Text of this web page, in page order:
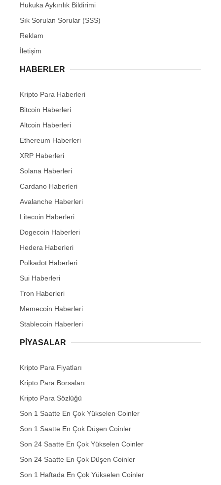
Hukuka Aykırılık Bildirimi
Sık Sorulan Sorular (SSS)
Reklam
İletişim
HABERLER
Kripto Para Haberleri
Bitcoin Haberleri
Altcoin Haberleri
Ethereum Haberleri
XRP Haberleri
Solana Haberleri
Cardano Haberleri
Avalanche Haberleri
Litecoin Haberleri
Dogecoin Haberleri
Hedera Haberleri
Polkadot Haberleri
Sui Haberleri
Tron Haberleri
Memecoin Haberleri
Stablecoin Haberleri
PIYASALAR
Kripto Para Fiyatları
Kripto Para Borsaları
Kripto Para Sözlüğü
Son 1 Saatte En Çok Yükselen Coinler
Son 1 Saatte En Çok Düşen Coinler
Son 24 Saatte En Çok Yükselen Coinler
Son 24 Saatte En Çok Düşen Coinler
Son 1 Haftada En Çok Yükselen Coinler